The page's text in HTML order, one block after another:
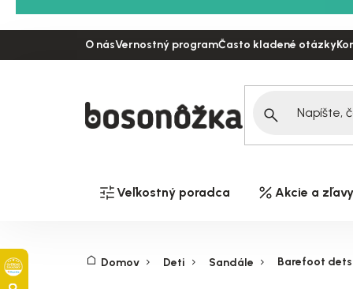
na
O násVernostný programČasto kladené otázky
Veľkostný poradca Akcie a zľavy
Domov Deti Sandále Barefoot